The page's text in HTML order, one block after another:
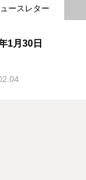
ースレター
1月30日